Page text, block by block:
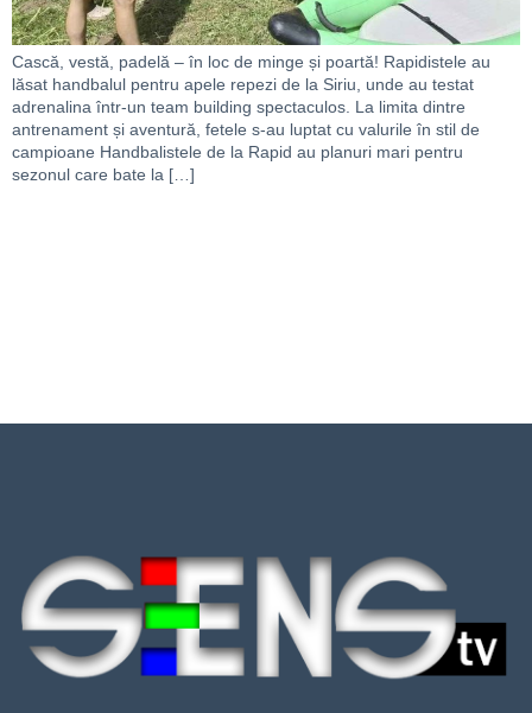
Cască, vestă, padelă – în loc de minge și poartă! Rapidistele au
lăsat handbalul pentru apele repezi de la Siriu, unde au testat
adrenalina într-un team building spectaculos. La limita dintre
antrenament și aventură, fetele s-au luptat cu valurile în stil de
campioane Handbalistele de la Rapid au planuri mari pentru
sezonul care bate la […]